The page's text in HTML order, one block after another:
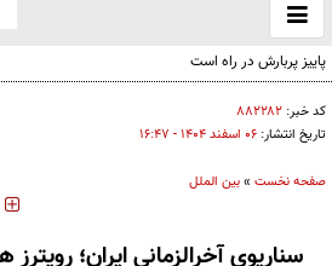
باز
و
کد خبر: ۸۸۲۲۸۲
تاریخ انتشار: ۰۶ اسفند ۱۴۰۴ - ۱۶:۴۷
صفحه نخست »بین الملل
سناریوی آخرالزمانی ایران؛